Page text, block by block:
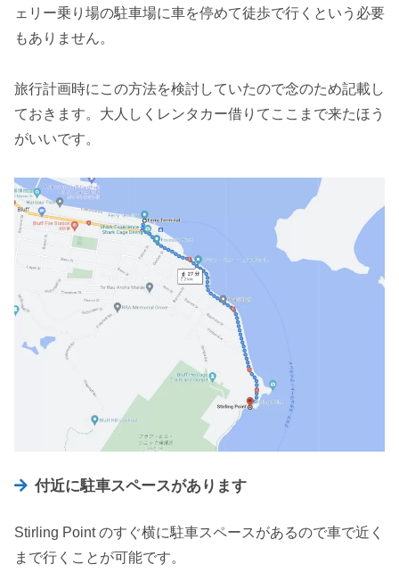
ェリー乗り場の駐車場に車を停めて徒歩で行くという必要
もありません。
旅行計画時にこの方法を検討していたので念のため記載し
ておきます。大人しくレンタカー借りてここまで来たほう
がいいです。
付近に駐車スペースがあります
Stirling Point のすぐ横に駐車スペースがあるので車で近く
まで行くことが可能です。